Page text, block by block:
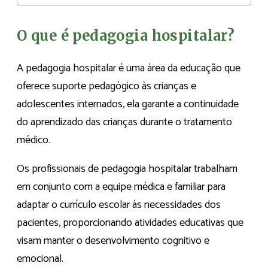
O que é pedagogia hospitalar?
A pedagogia hospitalar é uma área da educação que
oferece suporte pedagógico às crianças e
adolescentes internados, ela garante a continuidade
do aprendizado das crianças durante o tratamento
médico.
Os profissionais de pedagogia hospitalar trabalham
em conjunto com a equipe médica e familiar para
adaptar o currículo escolar às necessidades dos
pacientes, proporcionando atividades educativas que
visam manter o desenvolvimento cognitivo e
emocional.